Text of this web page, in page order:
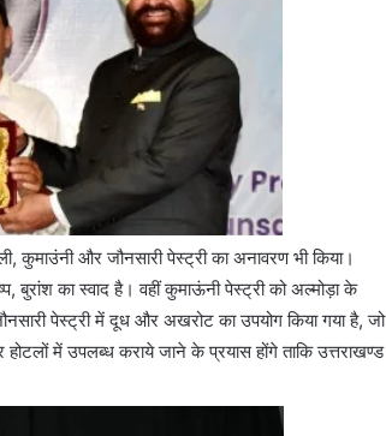
कुमाउंनी और जौनसारी पेस्ट्री का अनावरण भी किया।
बुरांश का स्वाद है। वहीं कुमाऊंनी पेस्ट्री को अल्मोड़ा के
पेस्ट्री में दूध और अखरोट का उपयोग किया गया है, जो
में उपलब्ध कराये जाने के प्रयास होंगे ताकि उत्तराखण्ड